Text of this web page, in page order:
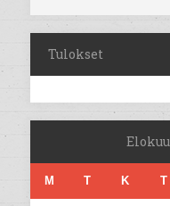
Tulokset
M T K T